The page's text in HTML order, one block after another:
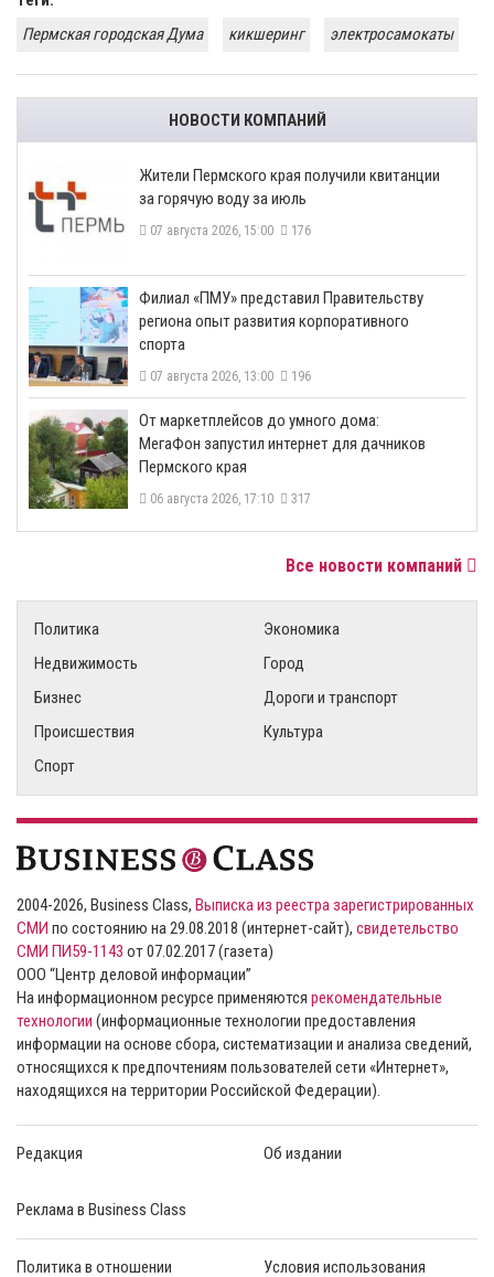
Пермская городская Дума
кикшеринг электросамокаты
НОВОСТИ КОМПАНИЙ
​Жители Пермского края получили квитанции
за горячую воду за июль
07 августа 2026, 15:00 176
​Филиал «ПМУ» представил Правительству
региона опыт развития корпоративного
спорта
07 августа 2026, 13:00 196
От маркетплейсов до умного дома:
МегаФон запустил интернет для дачников
Пермского края
06 августа 2026, 17:10 317
Все новости компаний
Политика
Экономика
Недвижимость
Город
Бизнес
Дороги и транспорт
Происшествия
Культура
Спорт
2004-2026, Business Class, Выписка из реестра зарегистрированных
СМИ по состоянию на 29.08.2018 (интернет-сайт), свидетельство
СМИ ПИ59-1143 от 07.02.2017 (газета)
ООО “Центр деловой информации”
На информационном ресурсе применяются рекомендательные
технологии (информационные технологии предоставления
информации на основе сбора, систематизации и анализа сведений,
относящихся к предпочтениям пользователей сети «Интернет»,
находящихся на территории Российской Федерации).
Редакция Об издании
Реклама в Business Class
Политика в отношении Условия использования